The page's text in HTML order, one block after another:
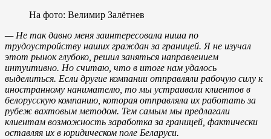
На фото: Велимир Залётнев
— Не так давно меня заинтересовала ниша по
трудоустройству наших граждан за границей. Я не изучал
этот рынок глубоко, решил заняться направлением
интуитивно. Но считаю, что в итоге нам удалось
выделиться. Если другие компании отправляли рабочую силу к
иностранному нанимателю, то мы устраивали клиентов в
белорусскую компанию, которая отправляла их работать за
рубеж вахтовым методом. Тем самым мы предлагали
клиентам возможность заработка за границей, фактически
оставляя их в юридическом поле Беларуси.